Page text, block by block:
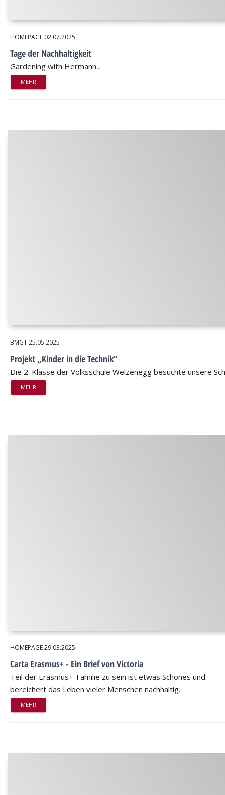
HOMEPAGE 02.07.2025
Tage der Nachhaltigkeit
Gardening with Hermann...
MEHR
BMGT25.05.2025
Projekt „Kinder in die Technik“
Die 2. Klasse der Volksschule Welzenegg besuchte unsere
MEHR
HOMEPAGE29.03.2025
Carta Erasmus+ - Ein Brief von Victoria
Teil der Erasmus+-Familie zu sein ist etwas Schönes und
bereichert das Leben vieler Menschen nachhaltig.
MEHR